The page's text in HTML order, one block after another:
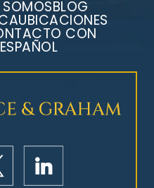
SOMOSBLOG
UBICACIONES
CON